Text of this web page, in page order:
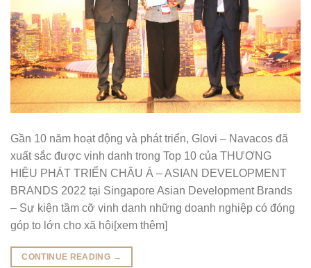
Gần 10 năm hoạt động và phát triển, Glovi – Navacos đã
xuất sắc được vinh danh trong Top 10 của THƯƠNG
HIỆU PHÁT TRIỂN CHÂU Á – ASIAN DEVELOPMENT
BRANDS 2022 tại Singapore Asian Development Brands
– Sự kiện tầm cỡ vinh danh những doanh nghiệp có đóng
góp to lớn cho xã hội[xem thêm]
CONTINUE READING →